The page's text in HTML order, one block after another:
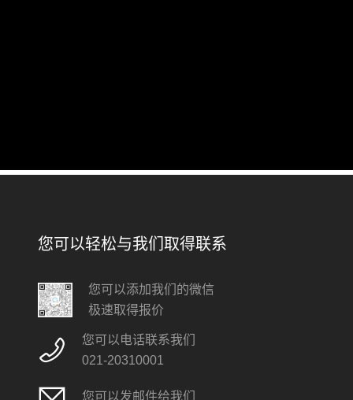
您可以轻松与我们取得联系
您可以添加我们的微信
极速取得报价
您可以电话联系我们
021-20310001
您可以发邮件给我们